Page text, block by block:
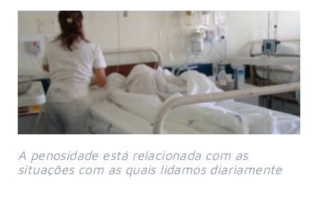
A penosidade está relacionada com as
situações com as quais lidamos diariamente